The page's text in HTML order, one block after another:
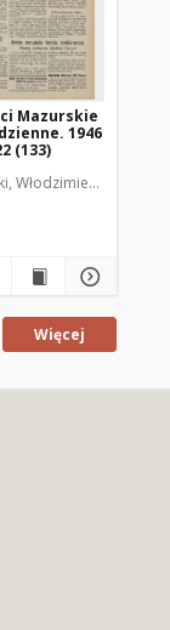
Mazurskie
1946
(133)
Włodzimierz (1902-
Więcej